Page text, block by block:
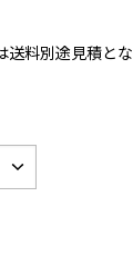
送料別途見積とな